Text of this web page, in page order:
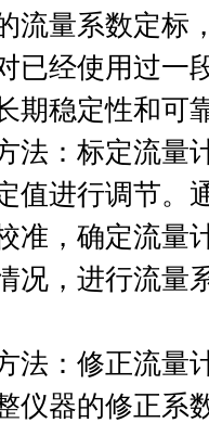
流量系数定标
已经使用过一
期稳定性和可
：标定流量
值进行调节。
准，确定流量
况，进行流量
：修正流量
仪器的修正系